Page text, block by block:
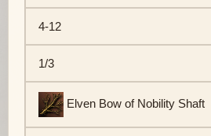
4-12
1/3
Elven Bow of Nobility Shaft